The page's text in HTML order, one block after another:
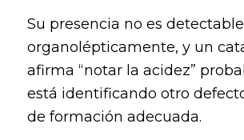
Su presencia no es detectable
organolépticamente, y un
afirma “notar la acidez”
está identificando otro
de formación adecuada.